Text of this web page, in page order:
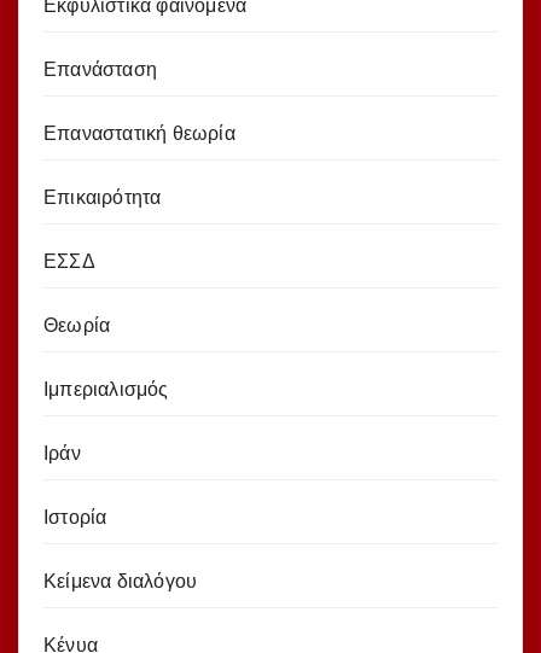
Εκφυλιστικά φαινόμενα
Επανάσταση
Επαναστατική θεωρία
Επικαιρότητα
ΕΣΣΔ
Θεωρία
Ιμπεριαλισμός
Ιράν
Ιστορία
Κείμενα διαλόγου
Κένυα